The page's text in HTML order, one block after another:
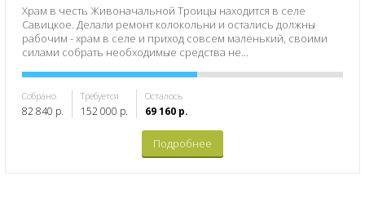
Храм в честь Живоначальной Троицы находится в селе
Савицкое. Делали ремонт колокольни и остались должны
рабочим - храм в селе и приход совсем маленький, своими
силами собрать необходимые средства не...
Собрано
82 840 р.
Требуется
152 000 р.
Осталось
69 160 р.
Подробнее